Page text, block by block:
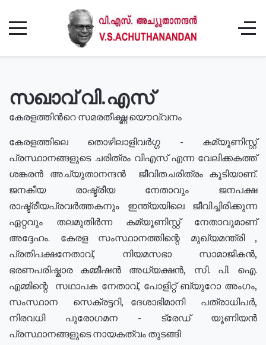
സഖാവ് വി.എസ്
കേരളത്തിൻറെ സമരതീക്ഷ്ണ യൌവ്വനം
കേരളത്തിലെ തൊഴിലാളിവർഗ്ഗ - കമ്യൂണിസ്റ്റ്
പ്രസ്ഥാനങ്ങളുടെ ചരിത്രം വിഎസ് എന്ന വേലിക്കകത്ത്
ശങ്കരൻ അച്യുതാനന്ദൻ ജീവിതചരിത്രം കൂടിയാണ്.
ജനകീയ രാഷ്ട്രീയ നേതാവും ജനപക്ഷ
രാഷ്ട്രീയപ്രവർത്തകനും ഇന്ത്യയിലെ ജീവിച്ചിരിക്കുന്ന
ഏറ്റവും തലമുതിർന്ന കമ്യൂണിസ്റ്റ് നേതാവുമാണ്
അദ്ദേഹം. കേരള സംസ്ഥാനത്തിന്റെ മുഖ്യമന്ത്രി ,
പ്രതിപക്ഷനേതാവ്, നിയമസഭാ സാമാജികൻ,
ഭരണപരിഷ്കാര കമ്മീഷൻ അധ്യക്ഷൻ, സി. പി. ഐ.
എമ്മിന്റെ സഥാപക നേതാവ്, പോളിറ്റ് ബ്യുറോ അംഗം,
സംസ്ഥാന സെക്രട്ടറി, ദേശാഭിമാനി പത്രാധിപർ,
നിരവധി പുരോഗമന - ട്രേഡ് യൂണിയൻ
പ്രസ്ഥാനങ്ങളുടെ നായകത്വം തുടങ്ങി